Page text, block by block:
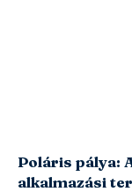
Poláris pálya:
alkalmazási